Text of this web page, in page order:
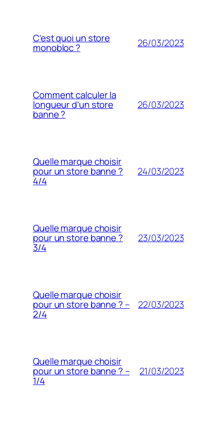
C’est quoi un store
monobloc ? 26/03/2023
Comment calculer la
longueur d’un store
banne ?
26/03/2023
Quelle marque choisir
pour un store banne ?
4/4
24/03/2023
Quelle marque choisir
pour un store banne ?
3/4
23/03/2023
Quelle marque choisir
pour un store banne ? –
2/4
22/03/2023
Quelle marque choisir
pour un store banne ? –
1/4
21/03/2023